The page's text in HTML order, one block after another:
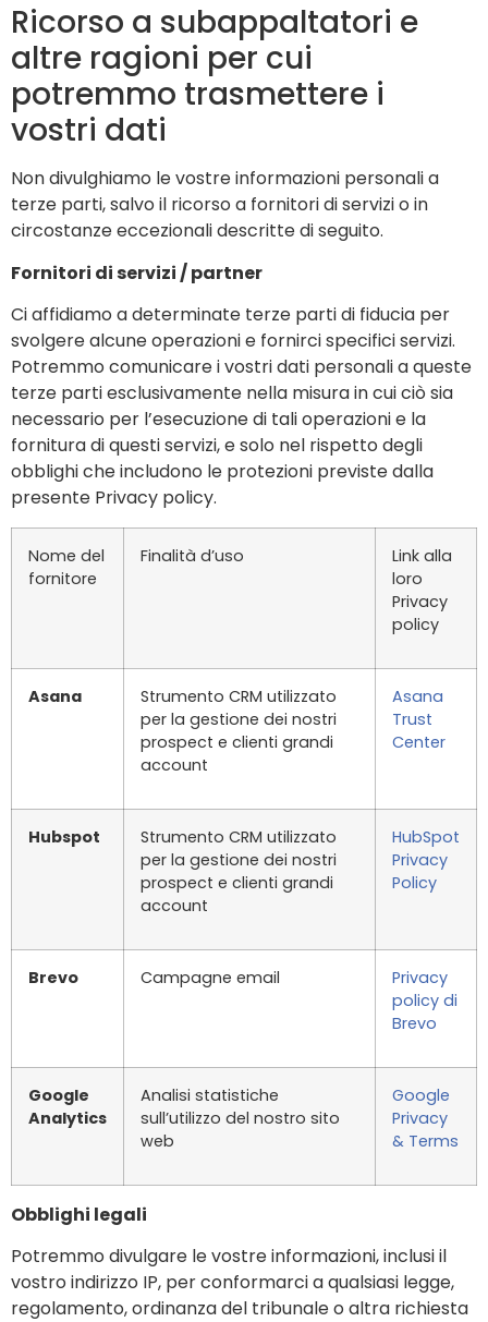
Ricorso a subappaltatori e
altre ragioni per cui
potremmo trasmettere i
vostri dati
Non divulghiamo le vostre informazioni personali a
terze parti, salvo il ricorso a fornitori di servizi o in
circostanze eccezionali descritte di seguito.
Fornitori di servizi / partner
Ci affidiamo a determinate terze parti di fiducia per
svolgere alcune operazioni e fornirci specifici servizi.
Potremmo comunicare i vostri dati personali a queste
terze parti esclusivamente nella misura in cui ciò sia
necessario per l’esecuzione di tali operazioni e la
fornitura di questi servizi, e solo nel rispetto degli
obblighi che includono le protezioni previste dalla
presente Privacy policy.
Nome del
fornitore
Finalità d’uso
Link alla
loro
Privacy
policy
Asana
Strumento CRM utilizzato
per la gestione dei nostri
prospect e clienti grandi
account
Asana
Trust
Center
Hubspot
Strumento CRM utilizzato
per la gestione dei nostri
prospect e clienti grandi
account
HubSpot
Privacy
Policy
Brevo Campagne email
Privacy
policy di
Brevo
Google
Analytics
Analisi statistiche
sull’utilizzo del nostro sito
web
Google
Privacy
& Terms
Obblighi legali
Potremmo divulgare le vostre informazioni, inclusi il
vostro indirizzo IP, per conformarci a qualsiasi legge,
regolamento, ordinanza del tribunale o altra richiesta